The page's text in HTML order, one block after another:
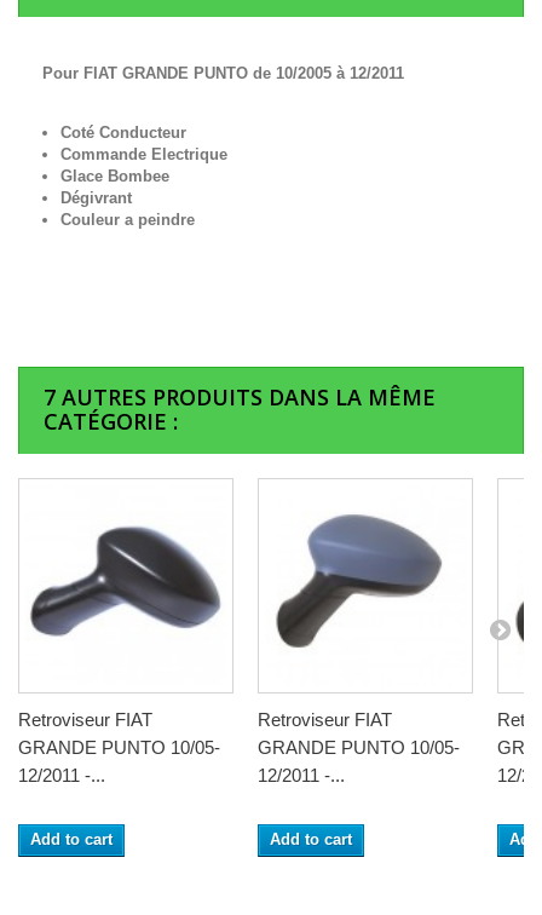
Pour FIAT GRANDE PUNTO de 10/2005 à 12/2011
Coté Conducteur
Commande Electrique
Glace Bombee
Dégivrant
Couleur a peindre
7 AUTRES PRODUITS DANS LA MÊME
CATÉGORIE :
Retroviseur FIAT
GRANDE PUNTO 10/05-
12/2011 -...
Add to cart
Retroviseur FIAT
GRANDE PUNTO 10/05-
12/2011 -...
Add to cart
12/